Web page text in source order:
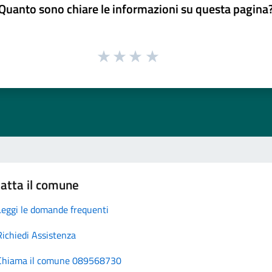
sono chiare le informazioni su questa
il comune
le domande frequenti
Assistenza
il comune 089568730